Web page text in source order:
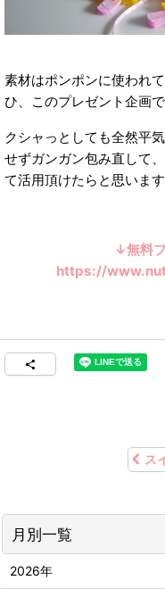
素材はポンポンに使われ
ひ、このプレゼント企画
クシャっとしても全然平
せずガンガン包み直して
て活用頂けたらと思います
↓無料
https://
ス
月別一覧
2026年